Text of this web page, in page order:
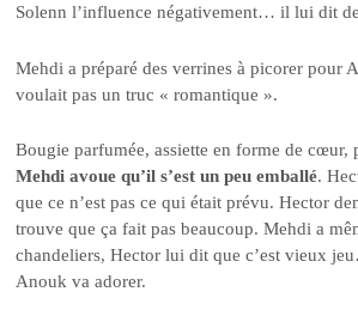
Solenn l’influence négativement… il lui dit
Mehdi a préparé des verrines à picorer pour
voulait pas un truc « romantique ».
Bougie parfumée, assiette en forme de cœur,
Mehdi avoue qu’il s’est un peu emballé.
que ce n’est pas ce qui était prévu. Hector
trouve que ça fait pas beaucoup. Mehdi a
chandeliers, Hector lui dit que c’est vieux
Anouk va adorer.